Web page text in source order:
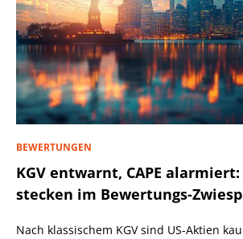
BEWERTUNGEN
KGV entwarnt, CAPE
stecken im Bewertungs-
Nach klassischem KGV sind US-Aktien